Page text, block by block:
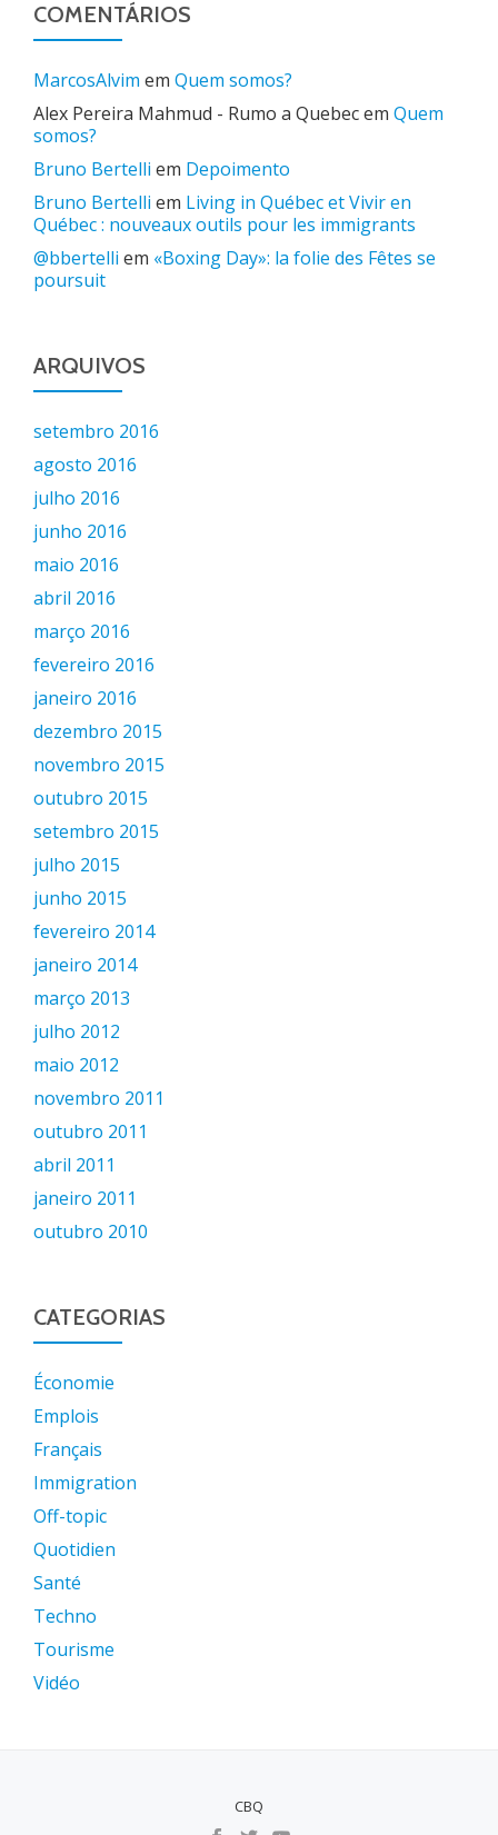
COMENTÁRIOS
MarcosAlvim em Quem somos?
Alex Pereira Mahmud - Rumo a Quebecem Quem
somos?
Bruno Bertelli em Depoimento
Bruno Bertelli em Living in Québec et Vivir en
Québec : nouveaux outils pour les immigrants
@bbertelli em «Boxing Day»: la folie des Fêtes se
poursuit
ARQUIVOS
setembro 2016
agosto 2016
julho 2016
junho 2016
maio 2016
abril 2016
março 2016
fevereiro 2016
janeiro 2016
dezembro 2015
novembro 2015
outubro 2015
setembro 2015
julho 2015
junho 2015
fevereiro 2014
janeiro 2014
março 2013
julho 2012
maio 2012
novembro 2011
outubro 2011
abril 2011
janeiro 2011
outubro 2010
CATEGORIAS
Économie
Emplois
Français
Immigration
Off-topic
Quotidien
Santé
Techno
Tourisme
Vidéo
CBQ